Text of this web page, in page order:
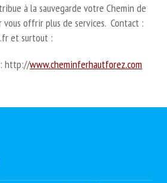
à la sauvegarde votre Chemin de
vous offrir plus de services. Contact :
et surtout :
: http://www.cheminferhautforez.com